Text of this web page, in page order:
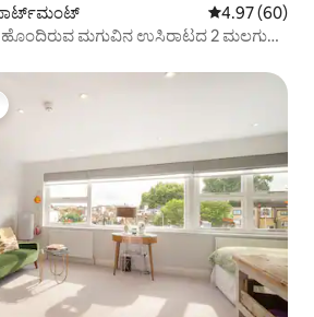
5 ರಲ್ಲಿ 4.97
4.97 (60)
ಹೊಂದಿರುವ ಮಗುವಿನ ಉಸಿರಾಟದ 2 ಮಲಗುವ